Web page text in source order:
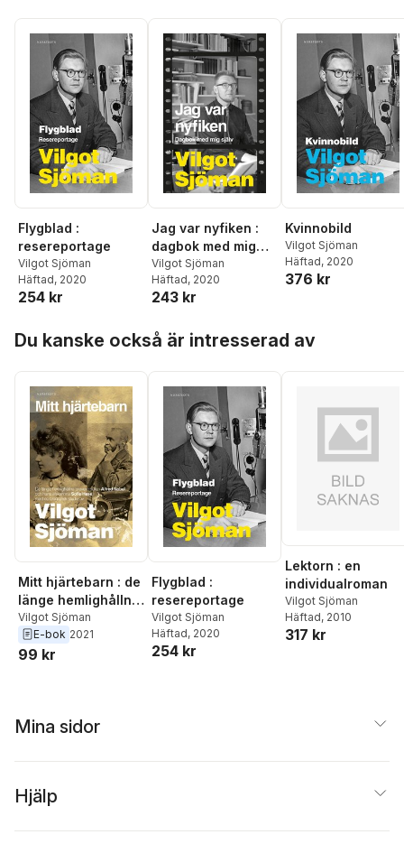
Flygblad :
resereportage
Vilgot Sjöman
Häftad, 2020
254 kr
Jag var nyfiken :
dagbok med mig
själv
Vilgot Sjöman
Häftad, 2020
243 kr
Kvinnobild
Vilgot Sjöman
Häftad, 2020
376 kr
Du kanske också är intresserad av
Mitt hjärtebarn : de
länge hemlighållna
breven mellan
Alfred Nobel och
hans älskarinna
Vilgot Sjöman
E-bok 2021
99 kr
Flygblad :
resereportage
Vilgot Sjöman
Häftad, 2020
254 kr
Lektorn : en
individualroman
Vilgot Sjöman
Häftad, 2010
317 kr
Mina sidor
Hjälp